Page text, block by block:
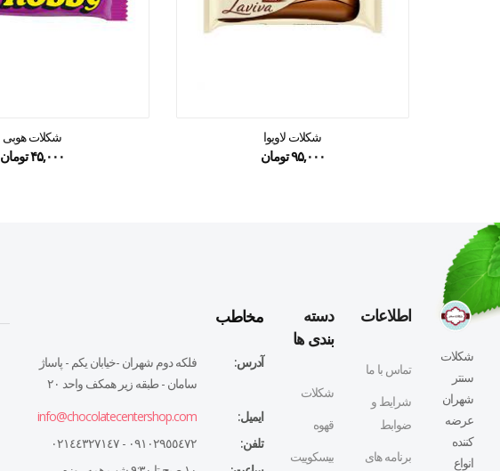
شکلات لاویوا
۹۵,۰۰۰تومان
شکلات هوبی
۴۵,۰۰۰تومان
شکلات
سنتر
شهران
عرضه
کننده
انواع
اطلاعات
تماس با ما
شرایط و
ضوابط
برنامه های
دسته
بندی ها
شکلات
قهوه
بیسکوییت
مخاطب
آدرس:
فلكه دوم شهران -خيابان يكم - پاساژ
سامان - طبقه زير همكف واحد ٢٠
ایمیل:
info@chocolatecentershop.com
تلفن:
٠٩١٠٢٩٥٥٤٧٢ - ٠٢١٤٤٣٢٧١٤٧